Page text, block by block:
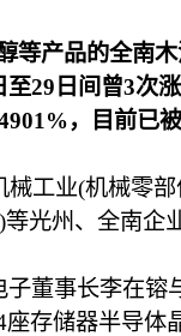
等产品的全南
29日间曾3次
，目前已
工业(机械零部
光州、全南企
董事长李在镕
存储器半导体